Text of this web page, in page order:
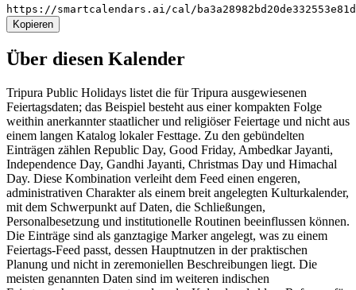
https://smartcalendars.ai/cal/
Kopieren
Über diesen Kalender
Tripura Public Holidays listet die für Tripura ausgewiesenen
Feiertagsdaten; das Beispiel besteht aus einer kompakten Folge
weithin anerkannter staatlicher und religiöser Feiertage und nicht aus
einem langen Katalog lokaler Festtage. Zu den gebündelten
Einträgen zählen Republic Day, Good Friday, Ambedkar Jayanti,
Independence Day, Gandhi Jayanti, Christmas Day und Himachal
Day. Diese Kombination verleiht dem Feed einen engeren,
administrativen Charakter als einem breit angelegten Kulturkalender,
mit dem Schwerpunkt auf Daten, die Schließungen,
Personalbesetzung und institutionelle Routinen beeinflussen können.
Die Einträge sind als ganztagige Marker angelegt, was zu einem
Feiertags-Feed passt, dessen Hauptnutzen in der praktischen
Planung und nicht in zeremoniellen Beschreibungen liegt. Die
meisten genannten Daten sind im weiteren indischen